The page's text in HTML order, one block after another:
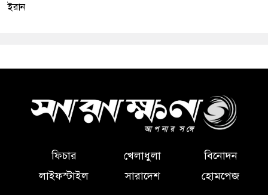
ইরান
ফিচার খেলাধুলা
বিনোদন
লাইফস্টাইল
সারাদেশ হোমপেজ